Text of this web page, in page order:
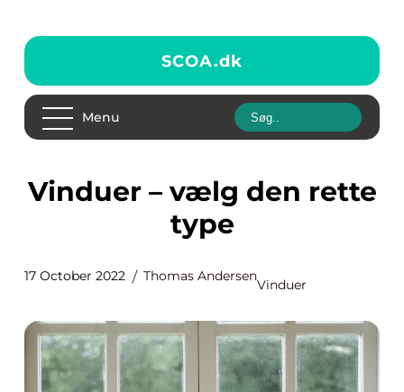
SCOA.dk
Menu
Vinduer – vælg den rette
type
17 October 2022 Thomas Andersen
Vinduer